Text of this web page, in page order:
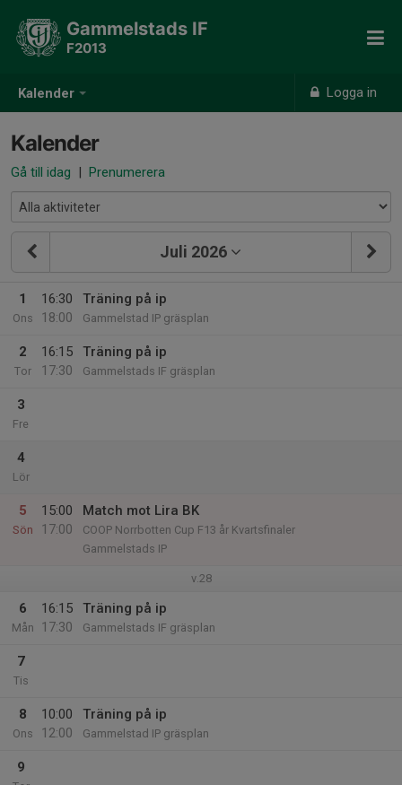
Kalender Logga in
Gammelstads IF
F2013
Kalender
Gå till idag | Prenumerera
Juli 2026
1
Ons
16:30
18:00
Träning på ip
Gammelstad IP gräsplan
2
Tor
16:15
17:30
Träning på ip
Gammelstads IF gräsplan
3
Fre
4
Lör
5
Sön
15:00
17:00
Match mot Lira BK
COOP Norrbotten Cup F13 år Kvartsfinaler
Gammelstads IP
v.28
6
Mån
16:15
17:30
Träning på ip
Gammelstads IF gräsplan
7
Tis
8
Ons
10:00
12:00
Träning på ip
Gammelstad IP gräsplan
9